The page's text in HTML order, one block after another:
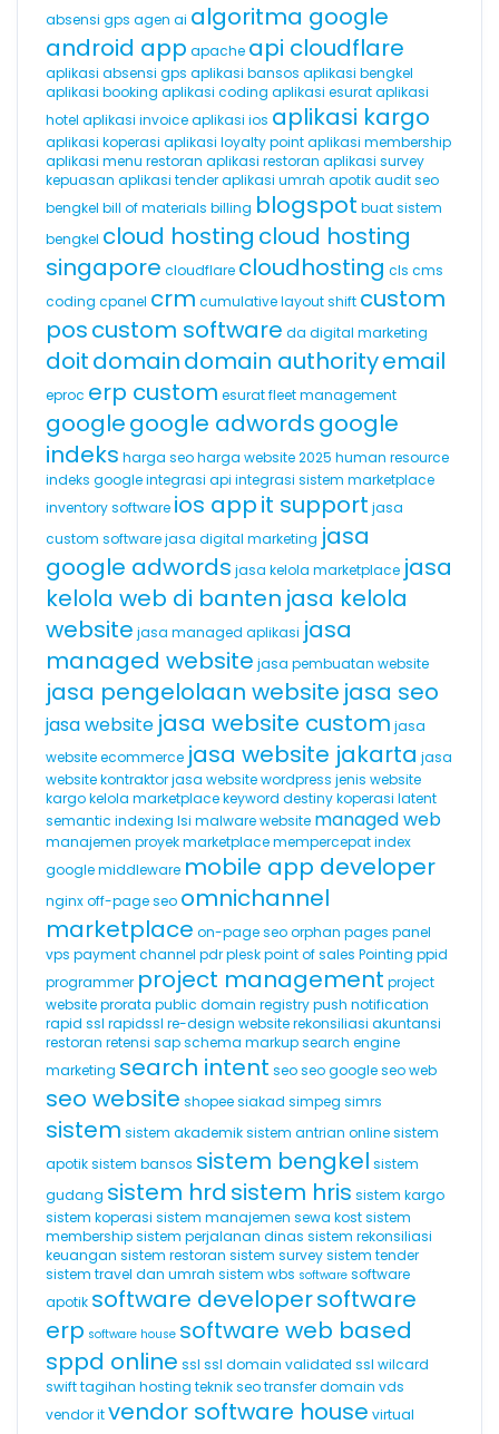
absensi gps agen ai algoritma google
android app apache api cloudflare
aplikasi absensi gps aplikasi bansos aplikasi bengkel
aplikasi booking aplikasi coding aplikasi esurataplikasi
hotel aplikasi invoiceaplikasi ios aplikasi kargo
aplikasi koperasi aplikasi loyalty pointaplikasi membership
aplikasi menu restoran aplikasi restoran aplikasi survey
kepuasan aplikasi tenderaplikasi umrah apotikaudit seo
bengkel bill of materials billing blogspot buat sistem
bengkel cloud hosting cloud hosting
singapore cloudflare cloudhosting cls cms
coding cpanel crm cumulative layout shift custom
poscustom software da digital marketing
doitdomaindomain authorityemail
eproc erp custom esuratfleet management
googlegoogle adwordsgoogle
indeks harga seoharga website 2025 human resource
indeks googleintegrasi api integrasi sistem marketplace
inventory software ios appit support jasa
custom softwarejasa digital marketing jasa
google adwords jasa kelola marketplace jasa
kelola web di banten jasa kelola
website jasa managed aplikasi jasa
managed website jasa pembuatan website
jasa pengelolaan website jasa seo
jasa website jasa website custom jasa
website ecommerce jasa website jakarta jasa
website kontraktorjasa website wordpress jenis website
kargokelola marketplacekeyword destinykoperasi latent
semantic indexing lsi malware website managed web
manajemen proyekmarketplacemempercepat index
googlemiddleware mobile app developer
nginxoff-page seo omnichannel
marketplace on-page seoorphan pages panel
vps payment channel pdrpleskpoint of sales Pointing ppid
programmer project management project
websiteprorata public domain registrypush notification
rapid ssl rapidssl re-design websiterekonsiliasi akuntansi
restoran retensi sapschema markupsearch engine
marketing search intent seoseo googleseo web
seo website shopeesiakad simpeg simrs
sistem sistem akademiksistem antrian onlinesistem
apotiksistem bansos sistem bengkel sistem
gudang sistem hrd sistem hris sistem kargo
sistem koperasi sistem manajemen sewa kostsistem
membershipsistem perjalanan dinas sistem rekonsiliasi
keuangan sistem restoran sistem surveysistem tender
sistem travel dan umrah sistem wbs software software
apotik software developersoftware
erp software house software web based
sppd online ssl ssl domain validated ssl wilcard
swifttagihan hosting teknik seotransfer domain vds
vendor itvendor software house virtual